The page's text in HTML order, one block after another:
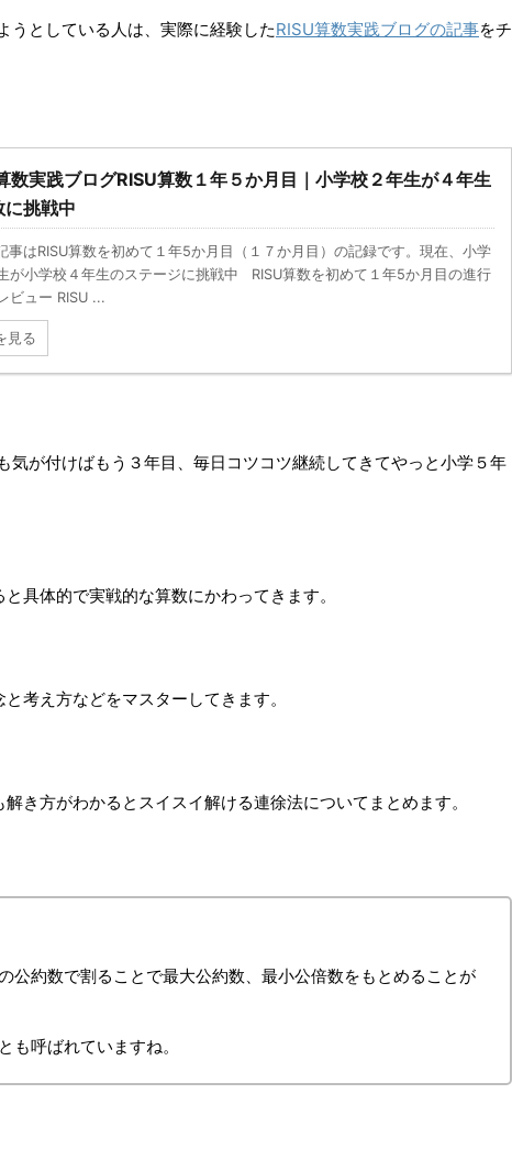
うとしている人は、実際に経験したRISU算数実践ブログの記事をチ
数実践ブログRISU算数１年５か月目｜小学校２年生が４年生
に挑戦中
事はRISU算数を初めて１年5か月目（１７か月目）の記録です。現在、小学
が小学校４年生のステージに挑戦中 RISU算数を初めて１年5か月目の進行
ビュー RISU ...
見る
気が付けばもう３年目、毎日コツコツ継続してきてやっと小学５年
具体的で実戦的な算数にかわってきます。
考え方などをマスターしてきます。
き方がわかるとスイスイ解ける連徐法についてまとめます。
公約数で割ることで最大公約数、最小公倍数をもとめることが
も呼ばれていますね。